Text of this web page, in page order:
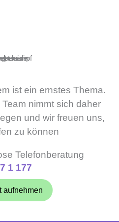
ist ein ernstes Thema.
nimmt sich daher
und wir freuen uns,
zu können
Telefonberatung
1 177
aufnehmen